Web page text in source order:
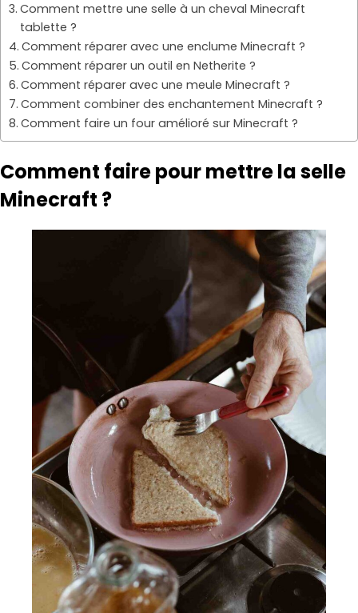
Comment mettre une selle à un cheval Minecraft
tablette ?
Comment réparer avec une enclume Minecraft ?
Comment réparer un outil en Netherite ?
Comment réparer avec une meule Minecraft ?
Comment combiner des enchantement Minecraft ?
Comment faire un four amélioré sur Minecraft ?
Comment faire pour mettre la selle
Minecraft ?